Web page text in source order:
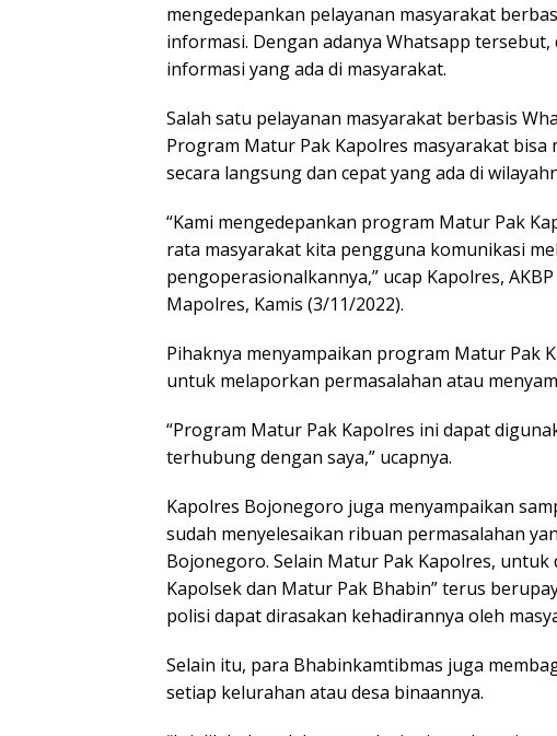
mengedepankan pelayanan masyarakat
informasi. Dengan adanya Whatsapp
informasi yang ada di masyarakat.
Salah satu pelayanan masyarakat berbasis
Program Matur Pak Kapolres masyarakat
secara langsung dan cepat yang ada di
“Kami mengedepankan program Matur Pak
rata masyarakat kita pengguna komunikasi
pengoperasionalkannya,” ucap Kapolres,
Mapolres, Kamis (3/11/2022).
Pihaknya menyampaikan program Matur Pak
untuk melaporkan permasalahan atau
“Program Matur Pak Kapolres ini dapat
terhubung dengan saya,” ucapnya.
Kapolres Bojonegoro juga menyampaikan
sudah menyelesaikan ribuan permasalahan
Bojonegoro. Selain Matur Pak Kapolres,
Kapolsek dan Matur Pak Bhabin” terus
polisi dapat dirasakan kehadirannya oleh
Selain itu, para Bhabinkamtibmas juga
setiap kelurahan atau desa binaannya.